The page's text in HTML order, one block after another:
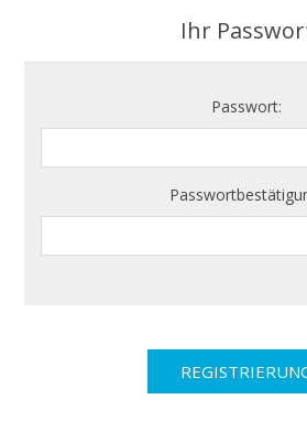
Ihr
Passwort: